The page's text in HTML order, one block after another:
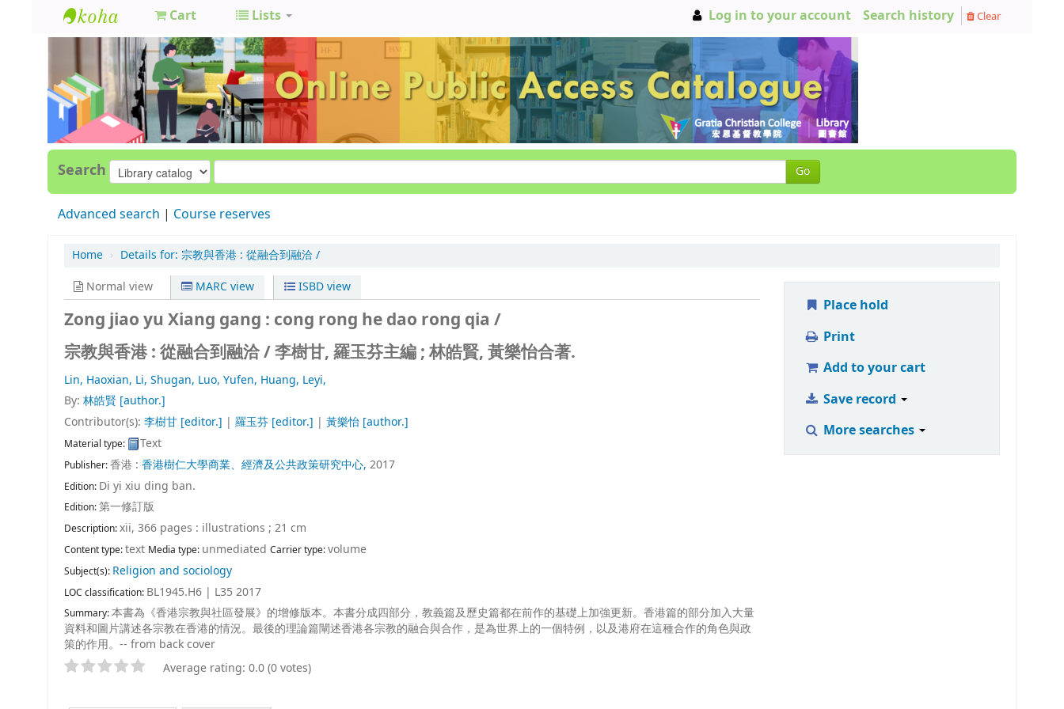
GCC
Library
Cart Lists Log in to your account Search history Clear
Search Go
Advanced search Course reserves
Home › Details for: 宗教與香港 : 從融合到融洽 /
Normal view
MARC view ISBD view
Zong jiao yu Xiang gang : cong rong he dao rong qia /
宗教與香港 : 從融合到融洽 /李樹甘, 羅玉芬主編 ; 林皓賢, 黃樂怡合著.
Lin, Haoxian, Li, Shugan, Luo, Yufen, Huang, Leyi,
By: 林皓賢 [author.]
Contributor(s): 李樹甘 [editor.] | 羅玉芬 [editor.] | 黃樂怡 [author.]
Material type: Text
Publisher:香港 : 香港樹仁大學商業、經濟及公共政策研究中心, 2017
Edition: Di yi xiu ding ban.
Edition:第一修訂版
Description:xii, 366 pages : illustrations ; 21 cm
Content type:text Media type: unmediated Carrier type:volume
Subject(s): Religion and sociology
LOC classification: BL1945.H6 | L35 2017
Summary:本書為《香港宗教與社區發展》的增修版本。本書分成四部分，教義篇及歷史篇都在前作的基礎上加強更新。香港篇的部分加入大量
資料和圖片講述各宗教在香港的情況。最後的理論篇闡述香港各宗教的融合與合作，是為世界上的一個特例，以及港府在這種合作的角色與政
策的作用。-- from back cover
Average rating: 0.0 (0 votes)
Place hold
Print
Add to your cart
Save record
More searches